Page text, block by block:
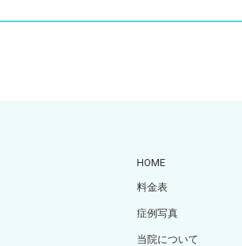
HOME
料金表
症例写真
当院について